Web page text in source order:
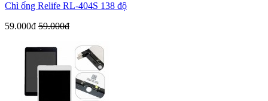
Chì ống Relife RL-404S 138 độ
59.000đ 59.000đ